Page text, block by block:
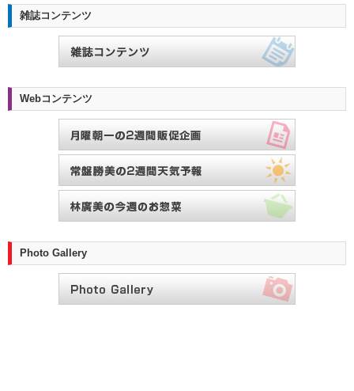
雑誌コンテンツ
Webコンテンツ
Photo Gallery